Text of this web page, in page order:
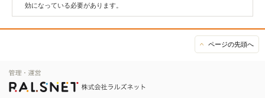
効になっている必要があります。
ページの先頭へ